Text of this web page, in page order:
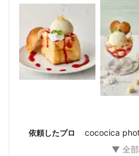
フォトグラファーの山北奈央子と
プロフィールにお目通し頂きあり
奈良を拠点に、広告写真撮影、商
的に撮影経験がございます。
得意分野は上記の通り、物撮り、
ュー撮影の他に、料理の撮影です
また機会があればお願い致しま
依頼したプロ cococica